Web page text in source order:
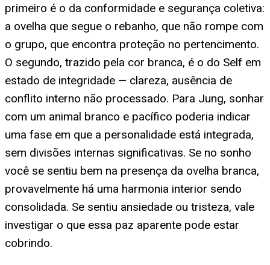
primeiro é o da conformidade e segurança coletiva:
a ovelha que segue o rebanho, que não rompe com
o grupo, que encontra proteção no pertencimento.
O segundo, trazido pela cor branca, é o do Self em
estado de integridade — clareza, ausência de
conflito interno não processado. Para Jung, sonhar
com um animal branco e pacífico poderia indicar
uma fase em que a personalidade está integrada,
sem divisões internas significativas. Se no sonho
você se sentiu bem na presença da ovelha branca,
provavelmente há uma harmonia interior sendo
consolidada. Se sentiu ansiedade ou tristeza, vale
investigar o que essa paz aparente pode estar
cobrindo.